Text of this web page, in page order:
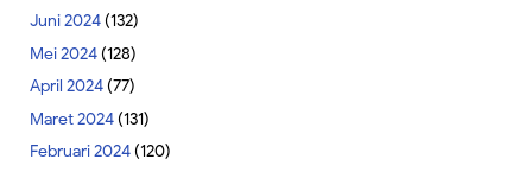
Juni 2024(132)
Mei 2024(128)
April 2024(77)
Maret 2024(131)
Februari 2024(120)